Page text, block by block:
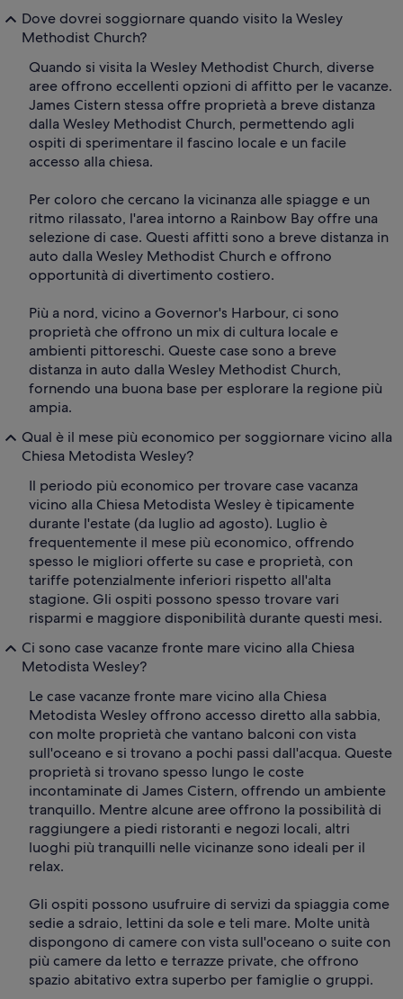
Dove dovrei soggiornare quando visito la Wesley
Methodist Church?
Quando si visita la Wesley Methodist Church, diverse
aree offrono eccellenti opzioni di affitto per le vacanze.
James Cistern stessa offre proprietà a breve distanza
dalla Wesley Methodist Church, permettendo agli
ospiti di sperimentare il fascino locale e un facile
accesso alla chiesa.
Per coloro che cercano la vicinanza alle spiagge e un
ritmo rilassato, l'area intorno a Rainbow Bay offre una
selezione di case. Questi affitti sono a breve distanza in
auto dalla Wesley Methodist Church e offrono
opportunità di divertimento costiero.
Più a nord, vicino a Governor's Harbour, ci sono
proprietà che offrono un mix di cultura locale e
ambienti pittoreschi. Queste case sono a breve
distanza in auto dalla Wesley Methodist Church,
fornendo una buona base per esplorare la regione più
ampia.
Qual è il mese più economico per soggiornare vicino alla
Chiesa Metodista Wesley?
Il periodo più economico per trovare case vacanza
vicino alla Chiesa Metodista Wesley è tipicamente
durante l'estate (da luglio ad agosto). Luglio è
frequentemente il mese più economico, offrendo
spesso le migliori offerte su case e proprietà, con
tariffe potenzialmente inferiori rispetto all'alta
stagione. Gli ospiti possono spesso trovare vari
risparmi e maggiore disponibilità durante questi mesi.
Ci sono case vacanze fronte mare vicino alla Chiesa
Metodista Wesley?
Le case vacanze fronte mare vicino alla Chiesa
Metodista Wesley offrono accesso diretto alla sabbia,
con molte proprietà che vantano balconi con vista
sull'oceano e si trovano a pochi passi dall'acqua. Queste
proprietà si trovano spesso lungo le coste
incontaminate di James Cistern, offrendo un ambiente
tranquillo. Mentre alcune aree offrono la possibilità di
raggiungere a piedi ristoranti e negozi locali, altri
luoghi più tranquilli nelle vicinanze sono ideali per il
relax.
Gli ospiti possono usufruire di servizi da spiaggia come
sedie a sdraio, lettini da sole e teli mare. Molte unità
dispongono di camere con vista sull'oceano o suite con
più camere da letto e terrazze private, che offrono
spazio abitativo extra superbo per famiglie o gruppi.